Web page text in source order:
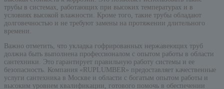
трубы в системах, работающих при высоких температурах и в
условиях высокой влажности. Кроме того, такие трубы обладают
долговечностью и не требуют замены на протяжении длительного
времени.
Важно отметить, что укладка гофрированных нержавеющих труб
должна быть выполнена профессионалом с опытом работы в области
сантехники. Это гарантирует правильную работу системы и ее
безопасность. Компания «RUPLUMBER» предоставляет качественные
услуги сантехника в Москве и области с богатым опытом работы и
высоким уровнем квалификации, готового помочь в обеспечении